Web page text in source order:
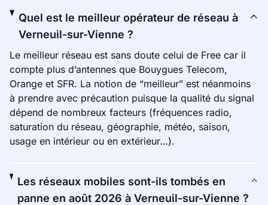
Quel est le meilleur opérateur de réseau à
Verneuil-sur-Vienne ?
Le meilleur réseau est sans doute celui de Free car il
compte plus d’antennes que Bouygues Telecom,
Orange et SFR. La notion de “meilleur” est néanmoins
à prendre avec précaution puisque la qualité du signal
dépend de nombreux facteurs (fréquences radio,
saturation du réseau, géographie, météo, saison,
usage en intérieur ou en extérieur…).
Les réseaux mobiles sont-ils tombés en
panne en août 2026 à Verneuil-sur-Vienne ?